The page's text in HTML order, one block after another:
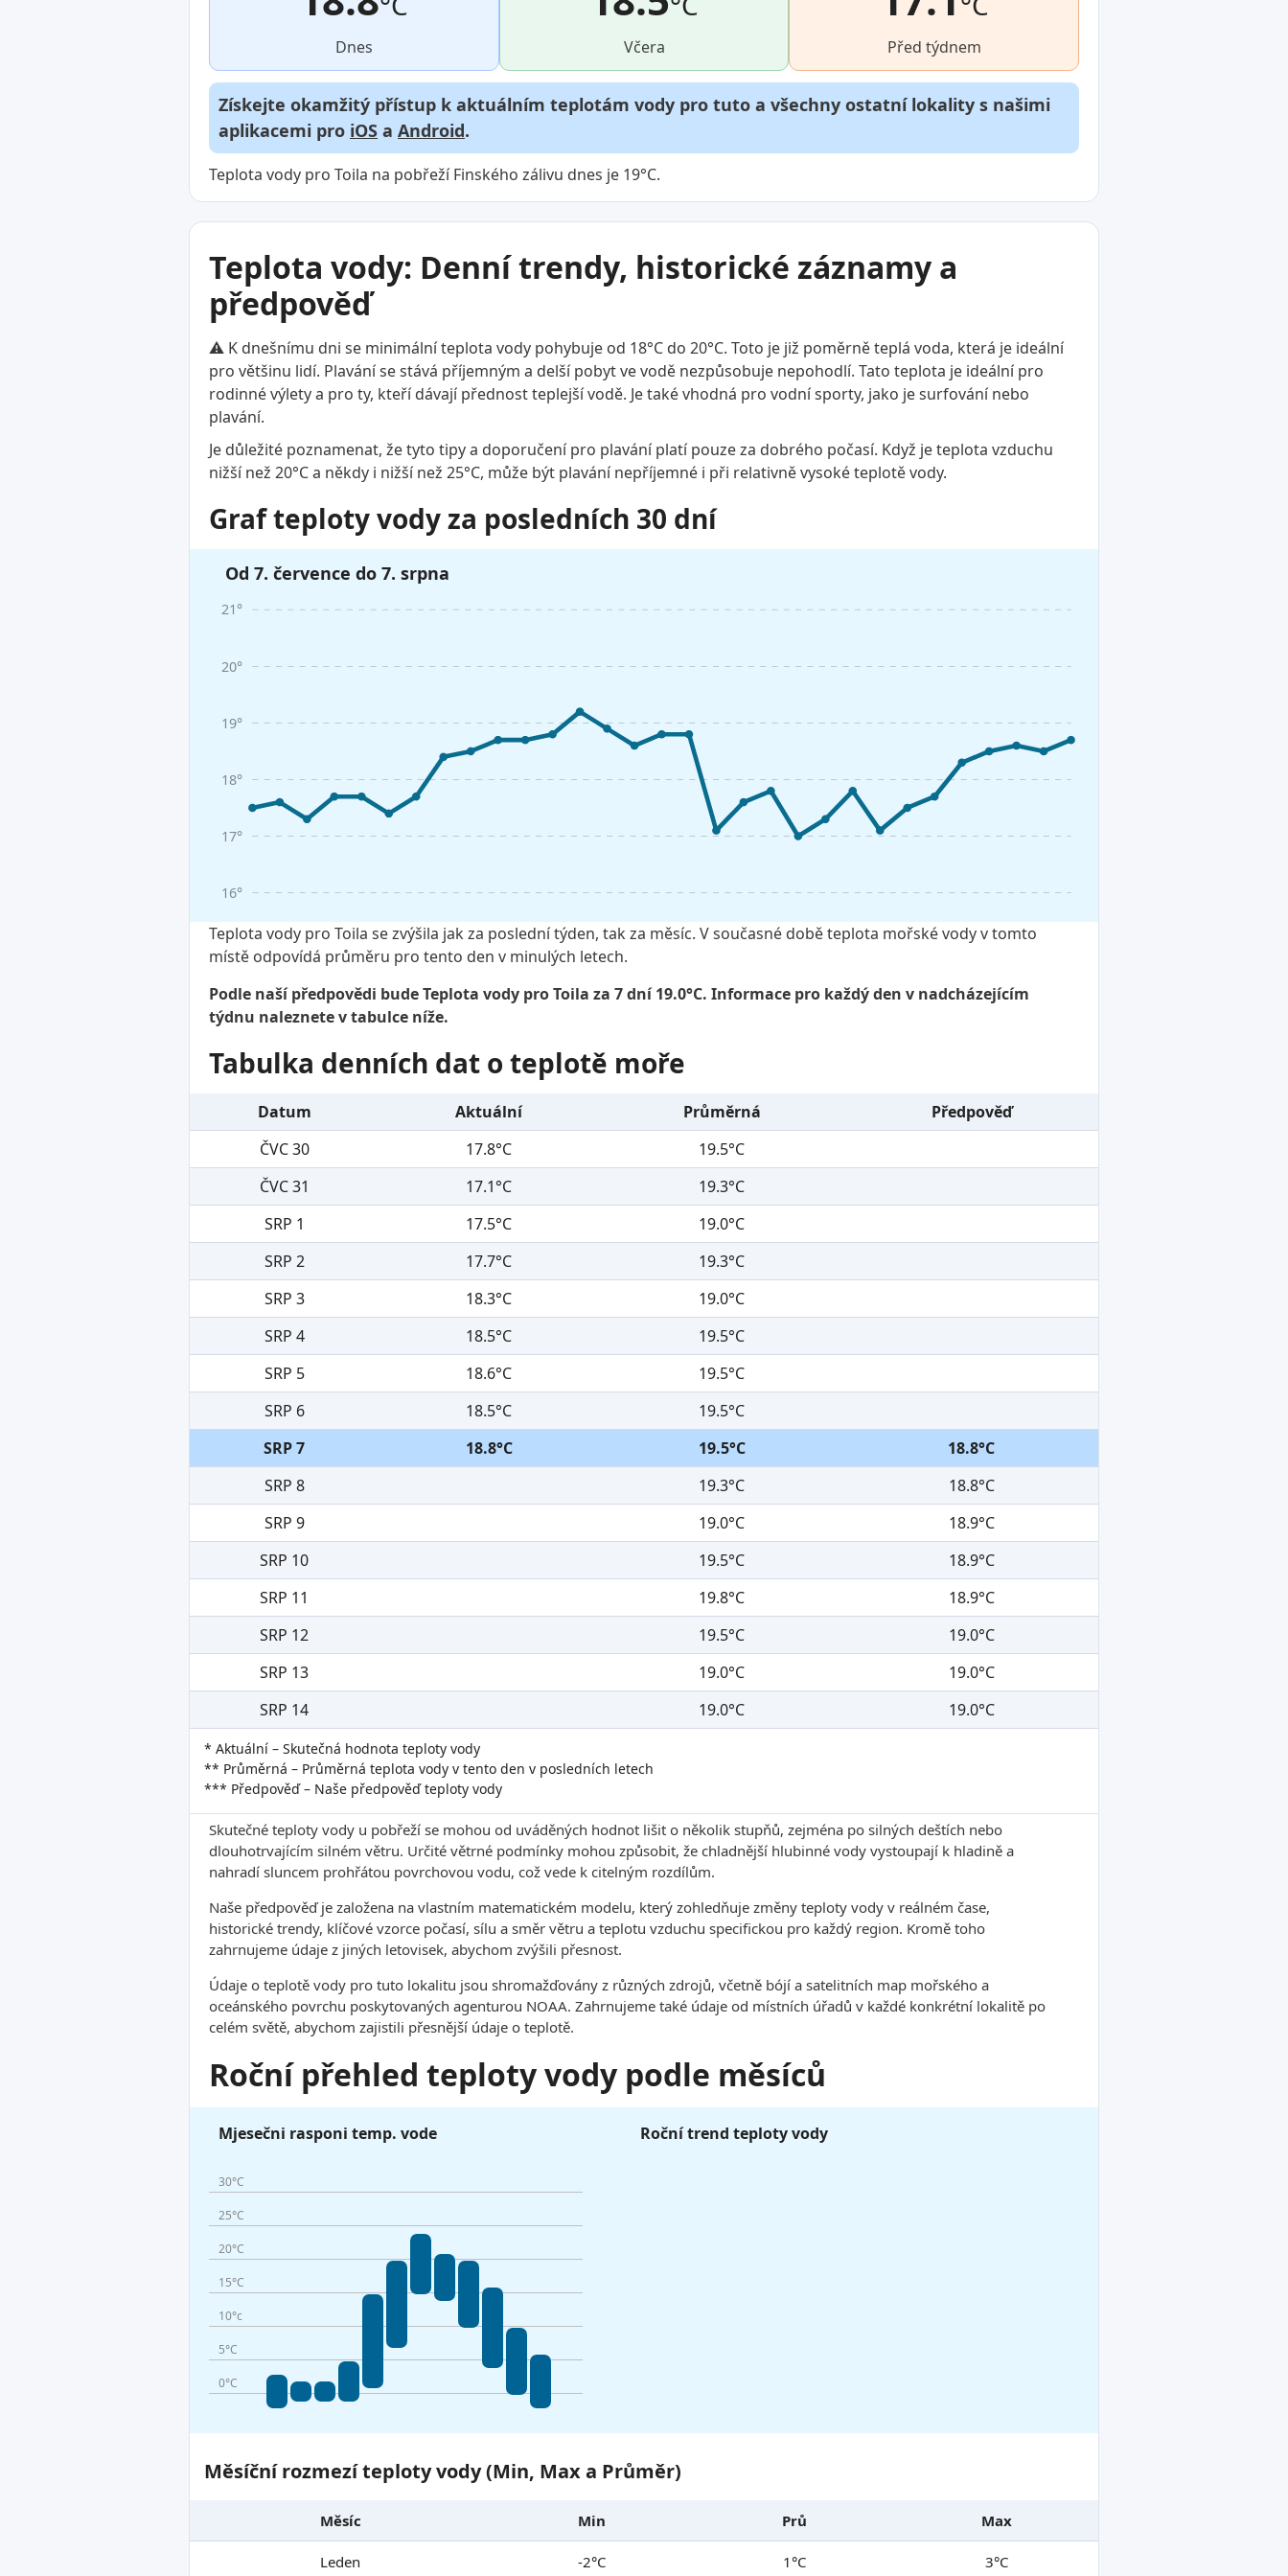
Dnes Včera Před týdnem
Získejte okamžitý přístup k aktuálním teplotám vody pro tuto a všechny ostatní lokality s našimi
aplikacemi pro iOS a Android.
Teplota vody pro Toila na pobřeží Finského zálivu dnes je 19°C.
Teplota vody: Denní trendy, historické záznamy a
předpověď
⚠️ K dnešnímu dni se minimální teplota vody pohybuje od 18°C do 20°C. Toto je již poměrně teplá voda, která je ideální
pro většinu lidí. Plavání se stává příjemným a delší pobyt ve vodě nezpůsobuje nepohodlí. Tato teplota je ideální pro
rodinné výlety a pro ty, kteří dávají přednost teplejší vodě. Je také vhodná pro vodní sporty, jako je surfování nebo
plavání.
Je důležité poznamenat, že tyto tipy a doporučení pro plavání platí pouze za dobrého počasí. Když je teplota vzduchu
nižší než 20°C a někdy i nižší než 25°C, může být plavání nepříjemné i při relativně vysoké teplotě vody.
Graf teploty vody za posledních 30 dní
Od 7. července do 7. srpna
16°
17°
18°
19°
20°
21°
Teplota vody pro Toila se zvýšila jak za poslední týden, tak za měsíc. V současné době teplota mořské vody v tomto
místě odpovídá průměru pro tento den v minulých letech.
Podle naší předpovědi bude Teplota vody pro Toila za 7 dní 19.0°C. Informace pro každý den v nadcházejícím
týdnu naleznete v tabulce níže.
Tabulka denních dat o teplotě moře
Datum Aktuální Průměrná
Předpověď
ČVC 30
17.8°C
19.5°C
ČVC 31
17.1°C
19.3°C
SRP 1
17.5°C
19.0°C
SRP 2
17.7°C
19.3°C
SRP 3
18.3°C
19.0°C
SRP 4
18.5°C
19.5°C
SRP 5
18.6°C
19.5°C
SRP 6
18.5°C
19.5°C
SRP 7
18.8°C 19.5°C
18.8°C
SRP 8
19.3°C
18.8°C
SRP 9
19.0°C
18.9°C
SRP 10
19.5°C
18.9°C
SRP 11
19.8°C
18.9°C
SRP 12
19.5°C
19.0°C
SRP 13
19.0°C
19.0°C
SRP 14
19.0°C 19.0°C
* Aktuální – Skutečná hodnota teploty vody
** Průměrná – Průměrná teplota vody v tento den v posledních letech
*** Předpověď – Naše předpověď teploty vody
Skutečné teploty vody u pobřeží se mohou od uváděných hodnot lišit o několik stupňů, zejména po silných deštích nebo
dlouhotrvajícím silném větru. Určité větrné podmínky mohou způsobit, že chladnější hlubinné vody vystoupají k hladině a
nahradí sluncem prohřátou povrchovou vodu, což vede k citelným rozdílům.
Naše předpověď je založena na vlastním matematickém modelu, který zohledňuje změny teploty vody v reálném čase,
historické trendy, klíčové vzorce počasí, sílu a směr větru a teplotu vzduchu specifickou pro každý region. Kromě toho
zahrnujeme údaje z jiných letovisek, abychom zvýšili přesnost.
Údaje o teplotě vody pro tuto lokalitu jsou shromažďovány z různých zdrojů, včetně bójí a satelitních map mořského a
oceánského povrchu poskytovaných agenturou NOAA. Zahrnujeme také údaje od místních úřadů v každé konkrétní lokalitě po
celém světě, abychom zajistili přesnější údaje o teplotě.
Roční přehled teploty vody podle měsíců
Mjesečni rasponi temp. vode
30°C
25°C
20°C
15°C
10°c
5°C
0°C
Roční trend teploty vody
Měsíční rozmezí teploty vody (Min, Max a Průměr)
Měsíc Min Prů Max
Leden -2°C 1°C 3°C